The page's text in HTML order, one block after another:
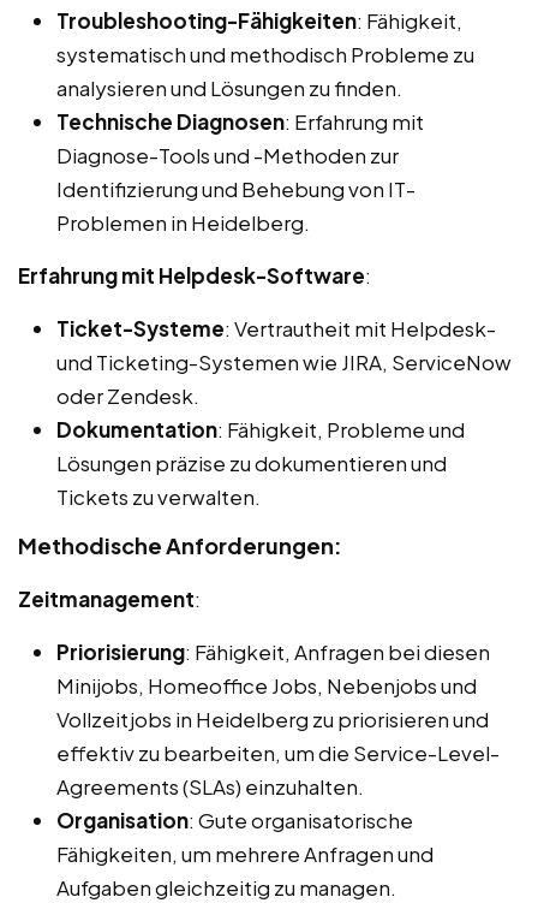
Troubleshooting-Fähigkeiten: Fähigkeit,
systematisch und methodisch Probleme zu
analysieren und Lösungen zu finden.
Technische Diagnosen: Erfahrung mit
Diagnose-Tools und -Methoden zur
Identifizierung und Behebung von IT-
Problemen in Heidelberg.
Erfahrung mit Helpdesk-Software:
Ticket-Systeme: Vertrautheit mit Helpdesk-
und Ticketing-Systemen wie JIRA, ServiceNow
oder Zendesk.
Dokumentation: Fähigkeit, Probleme und
Lösungen präzise zu dokumentieren und
Tickets zu verwalten.
Methodische Anforderungen:
Zeitmanagement:
Priorisierung: Fähigkeit, Anfragen bei diesen
Minijobs, Homeoffice Jobs, Nebenjobs und
Vollzeitjobs in Heidelberg zu priorisieren und
effektiv zu bearbeiten, um die Service-Level-
Agreements (SLAs) einzuhalten.
Organisation: Gute organisatorische
Fähigkeiten, um mehrere Anfragen und
Aufgaben gleichzeitig zu managen.